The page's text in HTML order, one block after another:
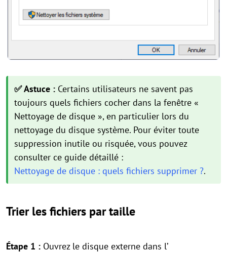
✅ Astuce : Certains utilisateurs ne savent pas
toujours quels fichiers cocher dans la fenêtre «
Nettoyage de disque », en particulier lors du
nettoyage du disque système. Pour éviter toute
suppression inutile ou risquée, vous pouvez
consulter ce guide détaillé :
Nettoyage de disque : quels fichiers supprimer ?.
Trier les fichiers par taille
Étape 1 : Ouvrez le disque externe dans l’